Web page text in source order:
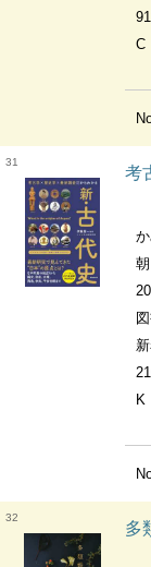
C
31
考古
K
32
多